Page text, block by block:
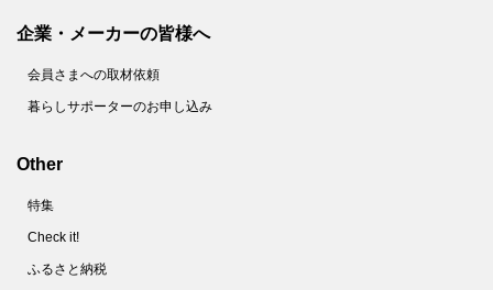
企業・メーカーの皆様へ
会員さまへの取材依頼
暮らしサポーターのお申し込み
Other
特集
Check it!
ふるさと納税